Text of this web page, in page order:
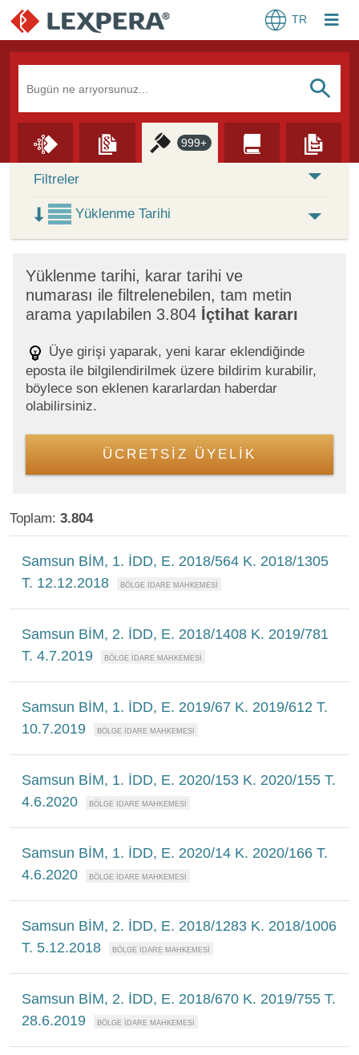
TR
S
999+
Skip to Search Results
Filtreler
Yüklenme Tarihi
Yüklenme tarihi, karar tarihi ve
numarası ile filtrelenebilen, tam metin
arama yapılabilen 3.804 İçtihat kararı
Üye girişi yaparak, yeni karar eklendiğinde
eposta ile bilgilendirilmek üzere bildirim kurabilir,
böylece son eklenen kararlardan haberdar
olabilirsiniz.
ÜCRETSİZ ÜYELİK
Toplam: 3.804
Samsun BİM, 1. İDD, E. 2018/564 K. 2018/1305
T. 12.12.2018
Samsun BİM, 2. İDD, E. 2018/1408 K. 2019/781
T. 4.7.2019
Samsun BİM, 1. İDD, E. 2019/67 K. 2019/612 T.
10.7.2019
Samsun BİM, 1. İDD, E. 2020/153 K. 2020/155 T.
4.6.2020
Samsun BİM, 1. İDD, E. 2020/14 K. 2020/166 T.
4.6.2020
Samsun BİM, 2. İDD, E. 2018/1283 K. 2018/1006
T. 5.12.2018
Samsun BİM, 2. İDD, E. 2018/670 K. 2019/755 T.
28.6.2019